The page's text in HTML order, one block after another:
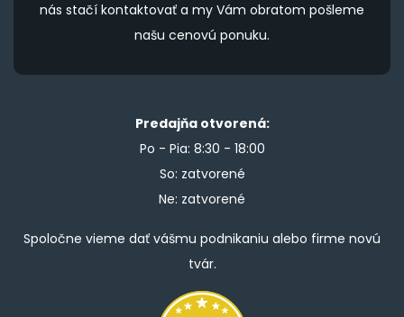
nás stačí kontaktovať a my Vám obratom pošleme
našu cenovú ponuku.
Predajňa otvorená:
Po - Pia: 8:30 - 18:00
So: zatvorené
Ne: zatvorené
Spoločne vieme dať vášmu podnikaniu alebo firme novú
tvár.